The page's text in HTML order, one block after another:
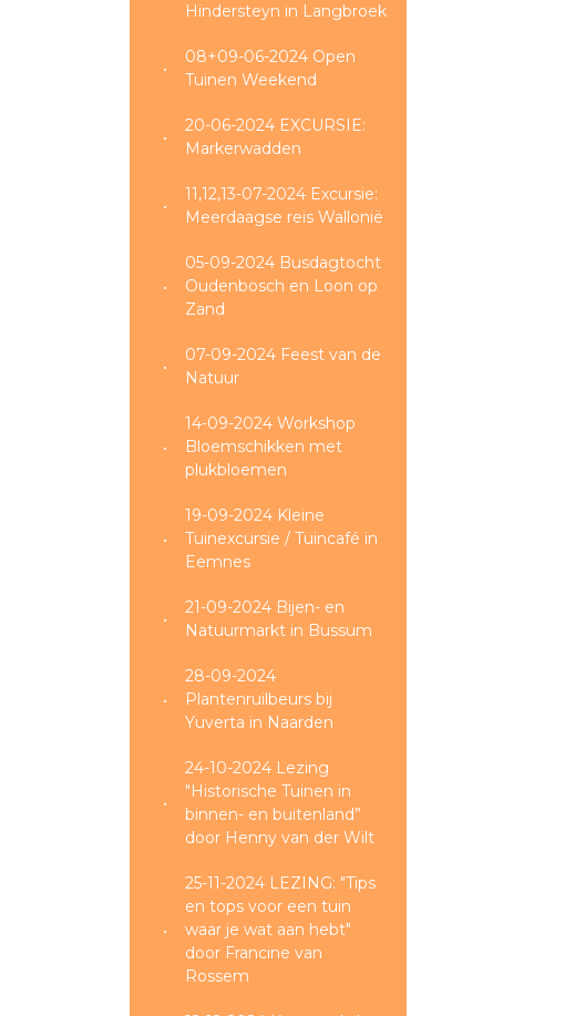
Hindersteyn in Langbroek
08+09-06-2024 Open
Tuinen Weekend
20-06-2024 EXCURSIE:
Markerwadden
11,12,13-07-2024 Excursie:
Meerdaagse reis Wallonië
05-09-2024 Busdagtocht
Oudenbosch en Loon op
Zand
07-09-2024 Feest van de
Natuur
14-09-2024 Workshop
Bloemschikken met
plukbloemen
19-09-2024 Kleine
Tuinexcursie / Tuincafé in
Eemnes
21-09-2024 Bijen- en
Natuurmarkt in Bussum
28-09-2024
Plantenruilbeurs bij
Yuverta in Naarden
24-10-2024 Lezing
"Historische Tuinen in
binnen- en buitenland”
door Henny van der Wilt
25-11-2024 LEZING: "Tips
en tops voor een tuin
waar je wat aan hebt"
door Francine van
Rossem